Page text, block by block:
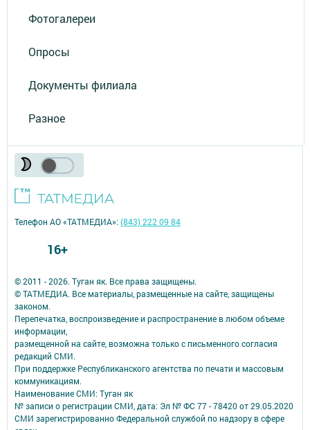
Фотогалереи
Опросы
Документы филиала
Разное
© 2011 - 2026. Туган як. Все права защищены.
© ТАТМЕДИА. Все материалы, размещенные на сайте, защищены
законом.
Перепечатка, воспроизведение и распространение в любом объеме
информации,
размещенной на сайте, возможна только с письменного согласия
редакций СМИ.
При поддержке Республиканского агентства по печати и массовым
коммуникациям.
Наименование СМИ: Туган як
№ записи о регистрации СМИ, дата: Эл № ФС 77 - 78420 от 29.05.2020
СМИ зарегистрированно Федеральной службой по надзору в сфере
Телефон АО «ТАТМЕДИА»:(843) 222 09 84
16+